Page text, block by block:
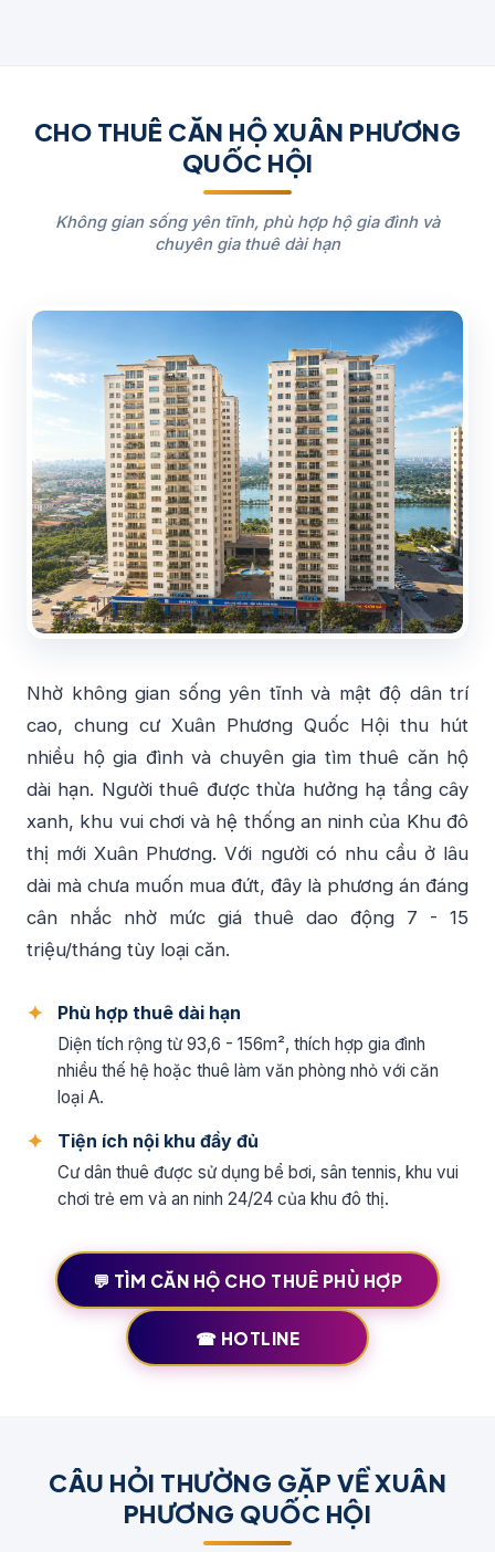
CHO THUÊ CĂN HỘ XUÂN PHƯƠNG
QUỐC HỘI
Không gian sống yên tĩnh, phù hợp hộ gia đình và
chuyên gia thuê dài hạn
Nhờ không gian sống yên tĩnh và mật độ dân trí
cao, chung cư Xuân Phương Quốc Hội thu hút
nhiều hộ gia đình và chuyên gia tìm thuê căn hộ
dài hạn. Người thuê được thừa hưởng hạ tầng cây
xanh, khu vui chơi và hệ thống an ninh của Khu đô
thị mới Xuân Phương. Với người có nhu cầu ở lâu
dài mà chưa muốn mua đứt, đây là phương án đáng
cân nhắc nhờ mức giá thuê dao động 7 - 15
triệu/tháng tùy loại căn.
Phù hợp thuê dài hạn
Diện tích rộng từ 93,6 - 156m², thích hợp gia đình
nhiều thế hệ hoặc thuê làm văn phòng nhỏ với căn
loại A.
Tiện ích nội khu đầy đủ
Cư dân thuê được sử dụng bể bơi, sân tennis, khu vui
chơi trẻ em và an ninh 24/24 của khu đô thị.
💬 TÌM CĂN HỘ CHO THUÊ PHÙ HỢP
☎ HOTLINE
CÂU HỎI THƯỜNG GẶP VỀ XUÂN
PHƯƠNG QUỐC HỘI